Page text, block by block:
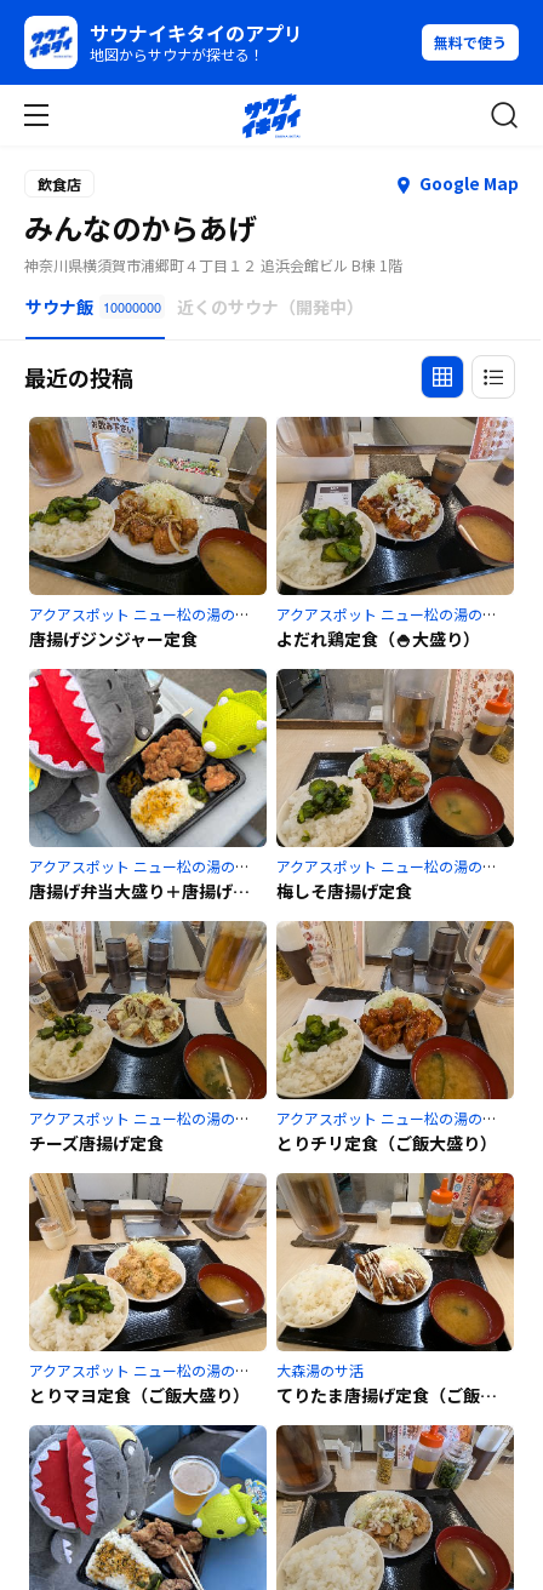
サウナイキタイのアプリ
地図からサウナが探せる！
無料で使う
飲食店 Google Map
みんなのからあげ
神奈川県横須賀市浦郷町４丁目１２ 追浜会館ビル B棟 1階
サウナ飯 10000000 近くのサウナ（開発中）
最近の投稿
アクアスポット ニュー松の湯のサ活
唐揚げジンジャー定食
アクアスポット ニュー松の湯のサ活
よだれ鶏定食（🍚大盛り）
アクアスポット ニュー松の湯のサ活
唐揚げ弁当大盛り＋唐揚げ2個追加
アクアスポット ニュー松の湯のサ活
梅しそ唐揚げ定食
アクアスポット ニュー松の湯のサ活
チーズ唐揚げ定食
アクアスポット ニュー松の湯のサ活
とりチリ定食（ご飯大盛り）
アクアスポット ニュー松の湯のサ活
とりマヨ定食（ご飯大盛り）
大森湯のサ活
てりたま唐揚げ定食（ご飯大盛）